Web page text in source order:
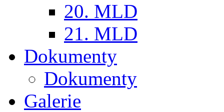
20. MLD
21. MLD
Dokumenty
Dokumenty
Galerie